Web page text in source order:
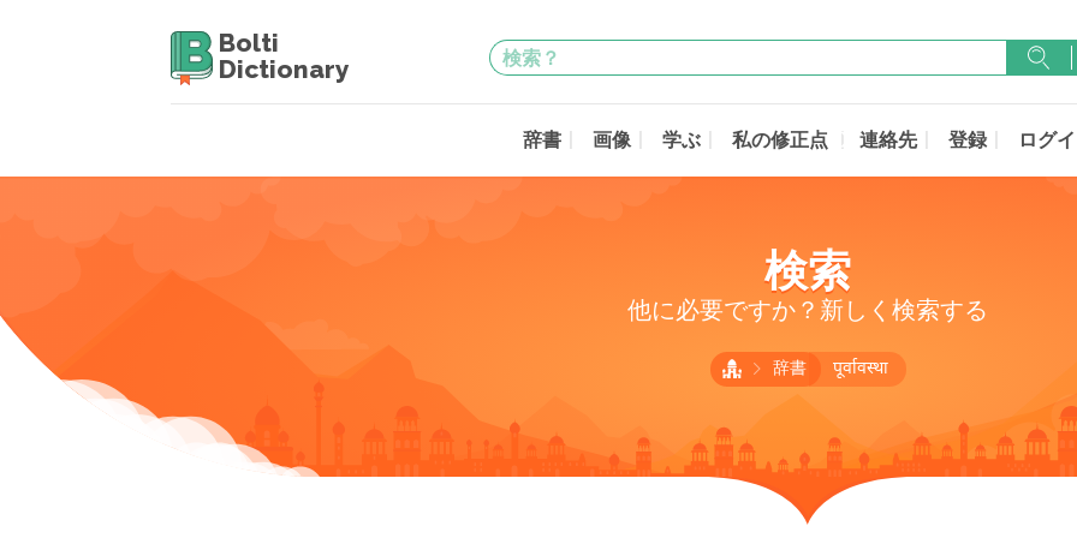
Bolti
Dictionary
辞書 画像 学ぶ 私の修正点 連絡先 登録 ログ
検索
他に必要ですか？新しく検索する
辞書 पूर्वावस्था